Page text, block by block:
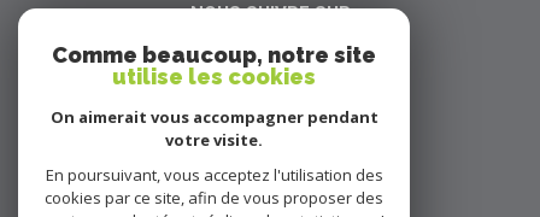
NOUS SUIVRE SUR
ADHÉRENTS
Comme beaucoup, notre site
utilise les cookies
On aimerait vous accompagner pendant
votre visite.
En poursuivant, vous acceptez l'utilisation des
cookies par ce site, afin de vous proposer des